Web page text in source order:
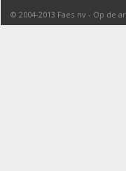
© 2004-2013 Faes nv - Op de